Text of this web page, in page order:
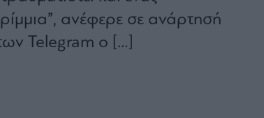
ανέφερε σε ανάρτησή
Telegram ο […]